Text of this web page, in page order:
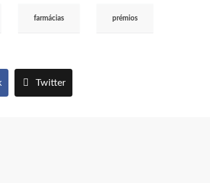
farmácias prémios
Twitter